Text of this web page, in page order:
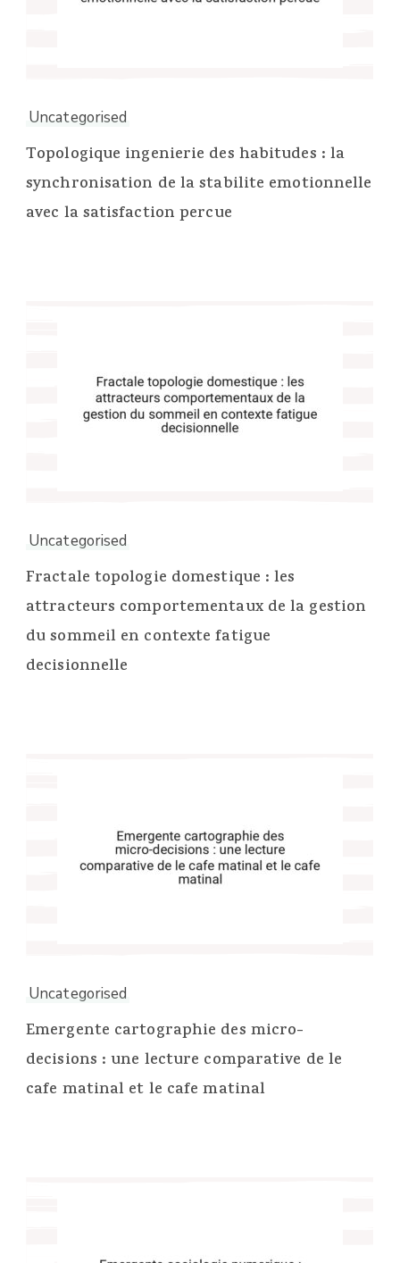
Uncategorised
Topologique ingenierie des habitudes : la
synchronisation de la stabilite emotionnelle
avec la satisfaction percue
Uncategorised
Fractale topologie domestique : les
attracteurs comportementaux de la gestion
du sommeil en contexte fatigue
decisionnelle
Uncategorised
Emergente cartographie des micro-
decisions : une lecture comparative de le
cafe matinal et le cafe matinal